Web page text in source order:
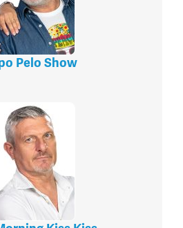
Pelo Show